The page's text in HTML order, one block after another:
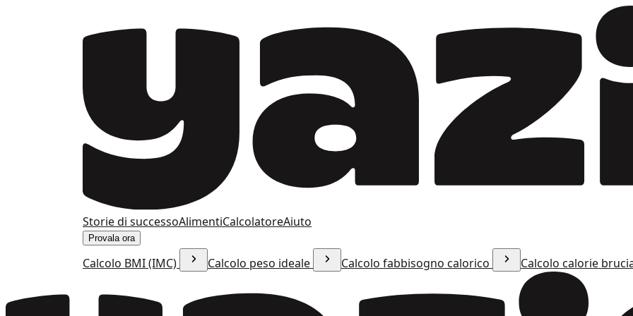
Storie di successoAlimentiCalcolatoreAiuto
Provala ora
Calcolo BMI (IMC) Calcolo peso ideale Calcolo fabbisogno calorico Calcolo calorie